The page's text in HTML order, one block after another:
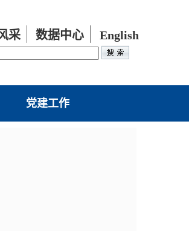
采 数据中心 English
党建工作